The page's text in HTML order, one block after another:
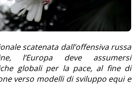
scatenata dall’offensiva russa
l’Europa deve assumersi
globali per la pace, al fine di
verso modelli di sviluppo equi e